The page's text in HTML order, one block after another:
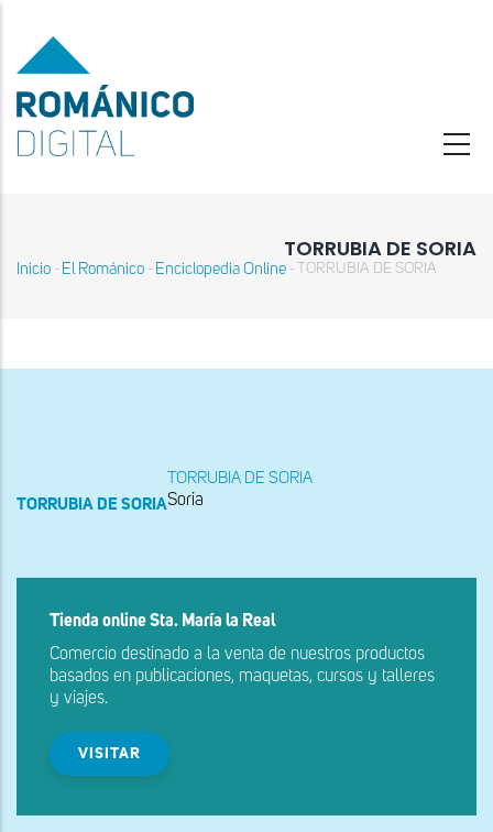
contenido
principal
TORRUBIA DE SORIA
navegación
Inicio - El Románico - Enciclopedia Online - TORRUBIA DE SORIA
TORRUBIA DE SORIA
TORRUBIA DE SORIA
Soria
Tienda online Sta. María la Real
Comercio destinado a la venta de nuestros productos
basados en publicaciones, maquetas, cursos y talleres
y viajes.
VISITAR